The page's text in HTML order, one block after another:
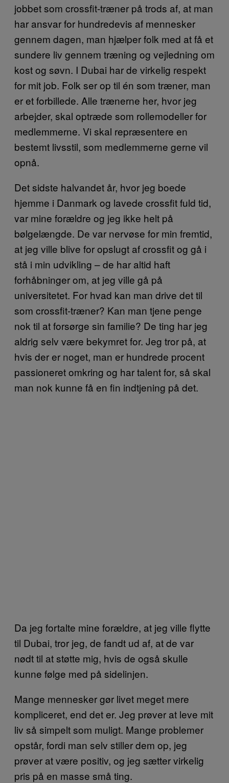
jobbet som crossfit-træner på trods af, at man
har ansvar for hundredevis af mennesker
gennem dagen, man hjælper folk med at få et
sundere liv gennem træning og vejledning om
kost og søvn. I Dubai har de virkelig respekt
for mit job. Folk ser op til én som træner, man
er et forbillede. Alle trænerne her, hvor jeg
arbejder, skal optræde som rollemodeller for
medlemmerne. Vi skal repræsentere en
bestemt livsstil, som medlemmerne gerne vil
opnå.
Det sidste halvandet år, hvor jeg boede
hjemme i Danmark og lavede crossfit fuld tid,
var mine forældre og jeg ikke helt på
bølgelængde. De var nervøse for min fremtid,
at jeg ville blive for opslugt af crossfit og gå i
stå i min udvikling – de har altid haft
forhåbninger om, at jeg ville gå på
universitetet. For hvad kan man drive det til
som crossfit-træner? Kan man tjene penge
nok til at forsørge sin familie? De ting har jeg
aldrig selv være bekymret for. Jeg tror på, at
hvis der er noget, man er hundrede procent
passioneret omkring og har talent for, så skal
man nok kunne få en fin indtjening på det.
Da jeg fortalte mine forældre, at jeg ville flytte
til Dubai, tror jeg, de fandt ud af, at de var
nødt til at støtte mig, hvis de også skulle
kunne følge med på sidelinjen.
Mange mennesker gør livet meget mere
kompliceret, end det er. Jeg prøver at leve mit
liv så simpelt som muligt. Mange problemer
opstår, fordi man selv stiller dem op, jeg
prøver at være positiv, og jeg sætter virkelig
pris på en masse små ting.